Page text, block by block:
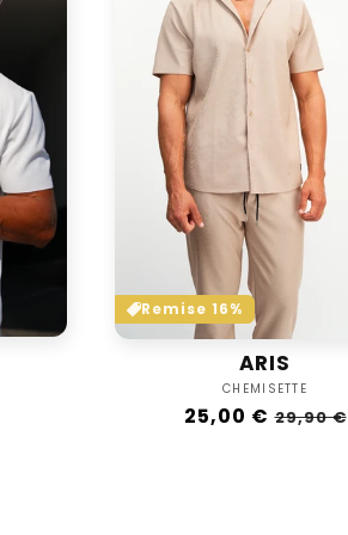
Remise 16%
ARIS
Vendor:
CHEMISETTE
Regular
25,00 € Sale
29,90 €